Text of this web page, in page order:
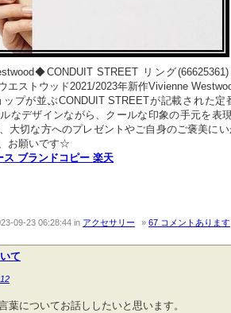
STREET リング
エストウッド2021/2023年新作Vivienne
プが並ぶCONDUIT STREETが記載された定
なデザインながら、クールな印象の手元を表
大切な方へのプレゼントやご自身のご褒美に
お願いです☆
ブランドコピー 楽天
09-23 06:28:44 in アクセサリー 67 コメントあります
て
葉についてお話ししたいと思います。